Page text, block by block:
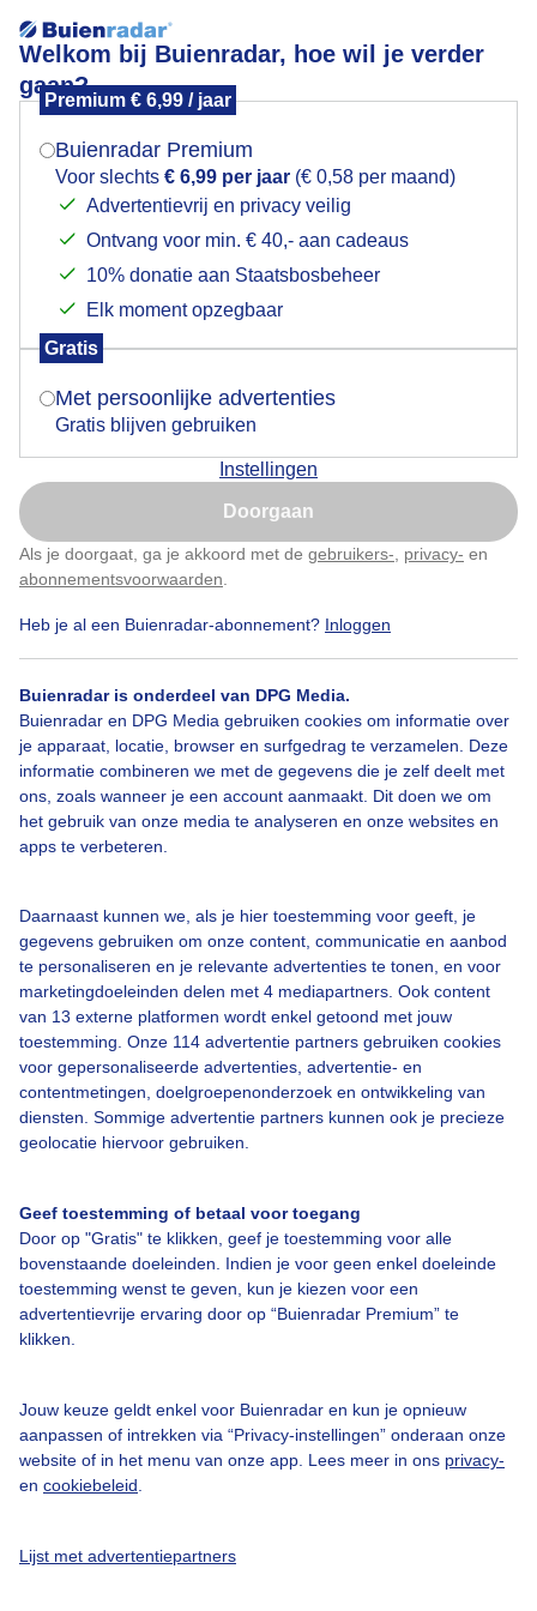
Welkom bij Buienradar, hoe wil je verder
gaan?
Premium € 6,99 / jaar
Buienradar Premium
Voor slechts € 6,99 per jaar (€ 0,58 per maand)
Advertentievrij en privacy veilig
Ontvang voor min. € 40,- aan cadeaus
10% donatie aan Staatsbosbeheer
Elk moment opzegbaar
Gratis
Met persoonlijke advertenties
Gratis blijven gebruiken
Instellingen
Doorgaan
Als je doorgaat, ga je akkoord met de gebruikers- privacy- en
abonnementsvoorwaarden
Heb je al een Buienradar-abonnement? Inloggen
Buienradar is onderdeel van DPG Media.
Buienradar en DPG Media gebruiken cookies om informatie over
je apparaat, locatie, browser en surfgedrag te verzamelen. Deze
informatie combineren we met de gegevens die je zelf deelt met
ons, zoals wanneer je een account aanmaakt. Dit doen we om
het gebruik van onze media te analyseren en onze websites en
apps te verbeteren.
Daarnaast kunnen we, als je hier toestemming voor geeft, je
gegevens gebruiken om onze content, communicatie en aanbod
te personaliseren en je relevante advertenties te tonen, en voor
marketingdoeleinden delen met 4 mediapartners. Ook content
van 13 externe platformen wordt enkel getoond met jouw
toestemming. Onze 114 advertentie partners gebruiken cookies
voor gepersonaliseerde advertenties, advertentie- en
contentmetingen, doelgroepenonderzoek en ontwikkeling van
diensten. Sommige advertentie partners kunnen ook je precieze
geolocatie hiervoor gebruiken.
Geef toestemming of betaal voor toegang
Door op "Gratis" te klikken, geef je toestemming voor alle
bovenstaande doeleinden. Indien je voor geen enkel doeleinde
toestemming wenst te geven, kun je kiezen voor een
advertentievrije ervaring door op “Buienradar Premium” te
klikken.
Jouw keuze geldt enkel voor Buienradar en kun je opnieuw
aanpassen of intrekken via “Privacy-instellingen” onderaan onze
website of in het menu van onze app. Lees meer in ons privacy-
en cookiebeleid
Lijst met advertentiepartners
Bruin-geel
Door: Robert Herkstroter Gemaakt: 29-10-2024, 86x bekeken
Bosgrond Rottende Boomstronk Paddenstoelen
Bekijk slideshow
Een moment geduld aub...
Over Buienradar
Veelgestelde vragen
Toegankelijkheid
Buienradar Team
Privacy beleid
Privacy instellingen
Mogen we je locatie gebruiken voor het
Indien je hier nog geen akkoord op hebt gegeven,
verschijnt er zo een pop-up uit je browser waarin
Is goed, toon de popup
Nu niet, misschien later
Klik hierom dit aan te passen